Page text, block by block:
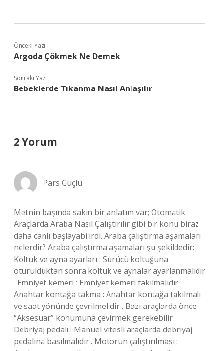
Önceki Yazı
Argoda Çökmek Ne Demek
Sonraki Yazı
Bebeklerde Tıkanma Nasıl Anlaşılır
2 Yorum
Pars Güçlü
Metnin başında sakin bir anlatım var; Otomatik
Araçlarda Araba Nasıl Çalıştırılır gibi bir konu biraz
daha canlı başlayabilirdi. Araba çalıştırma aşamaları
nelerdir? Araba çalıştırma aşamaları şu şekildedir:
Koltuk ve ayna ayarları : Sürücü koltuğuna
oturulduktan sonra koltuk ve aynalar ayarlanmalıdır
. Emniyet kemeri : Emniyet kemeri takılmalıdır .
Anahtar kontağa takma : Anahtar kontağa takılmalı
ve saat yönünde çevrilmelidir . Bazı araçlarda önce
“Aksesuar” konumuna çevirmek gerekebilir .
Debriyaj pedalı : Manuel vitesli araçlarda debriyaj
pedalına basılmalıdır . Motorun çalıştırılması :